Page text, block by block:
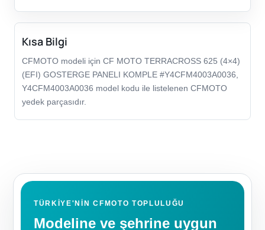
Kısa Bilgi
CFMOTO modeli için CF MOTO TERRACROSS 625 (4×4)
(EFI) GOSTERGE PANELI KOMPLE #Y4CFM4003A0036,
Y4CFM4003A0036 model kodu ile listelenen CFMOTO
yedek parçasıdır.
TÜRKIYE'NIN CFMOTO TOPLULUĞU
Modeline ve şehrine uygun